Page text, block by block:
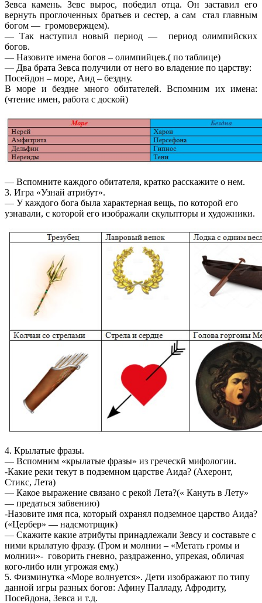
Зевса камень. Зевс вырос, победил отца. Он заставил его
вернуть проглоченных братьев и сестер, а сам стал главным
богом — громовержцем).
— Так наступил новый период — период олимпийских
богов.
— Назовите имена богов – олимпийцев.( по таблице)
— Два брата Зевса получили от него во владение по царству:
Посейдон – море, Аид – бездну.
В море и бездне много обитателей. Вспомним их имена:
(чтение имен, работа с доской)
— Вспомните каждого обитателя, кратко расскажите о нем.
3. Игра «Узнай атрибут».
— У каждого бога была характерная вещь, по которой его
узнавали, с которой его изображали скульпторы и художники.
4. Крылатые фразы.
— Вспомним «крылатые фразы» из греческй мифологии.
-Какие реки текут в подземном царстве Аида? (Ахеронт,
Стикс, Лета)
— Какое выражение связано с рекой Лета?(« Кануть в Лету»
— предаться забвению)
-Назовите имя пса, который охранял подземное царство Аида?
(«Цербер» — надсмотрщик)
— Скажите какие атрибуты принадлежали Зевсу и составьте с
ними крылатую фразу. (Гром и молнии – «Метать громы и
молнии»- говорить гневно, раздраженно, упрекая, обличая
кого-либо или угрожая ему.)
5. Физминутка «Море волнуется». Дети изображают по типу
данной игры разных богов: Афину Палладу, Афродиту,
Посейдона, Зевса и т.д.